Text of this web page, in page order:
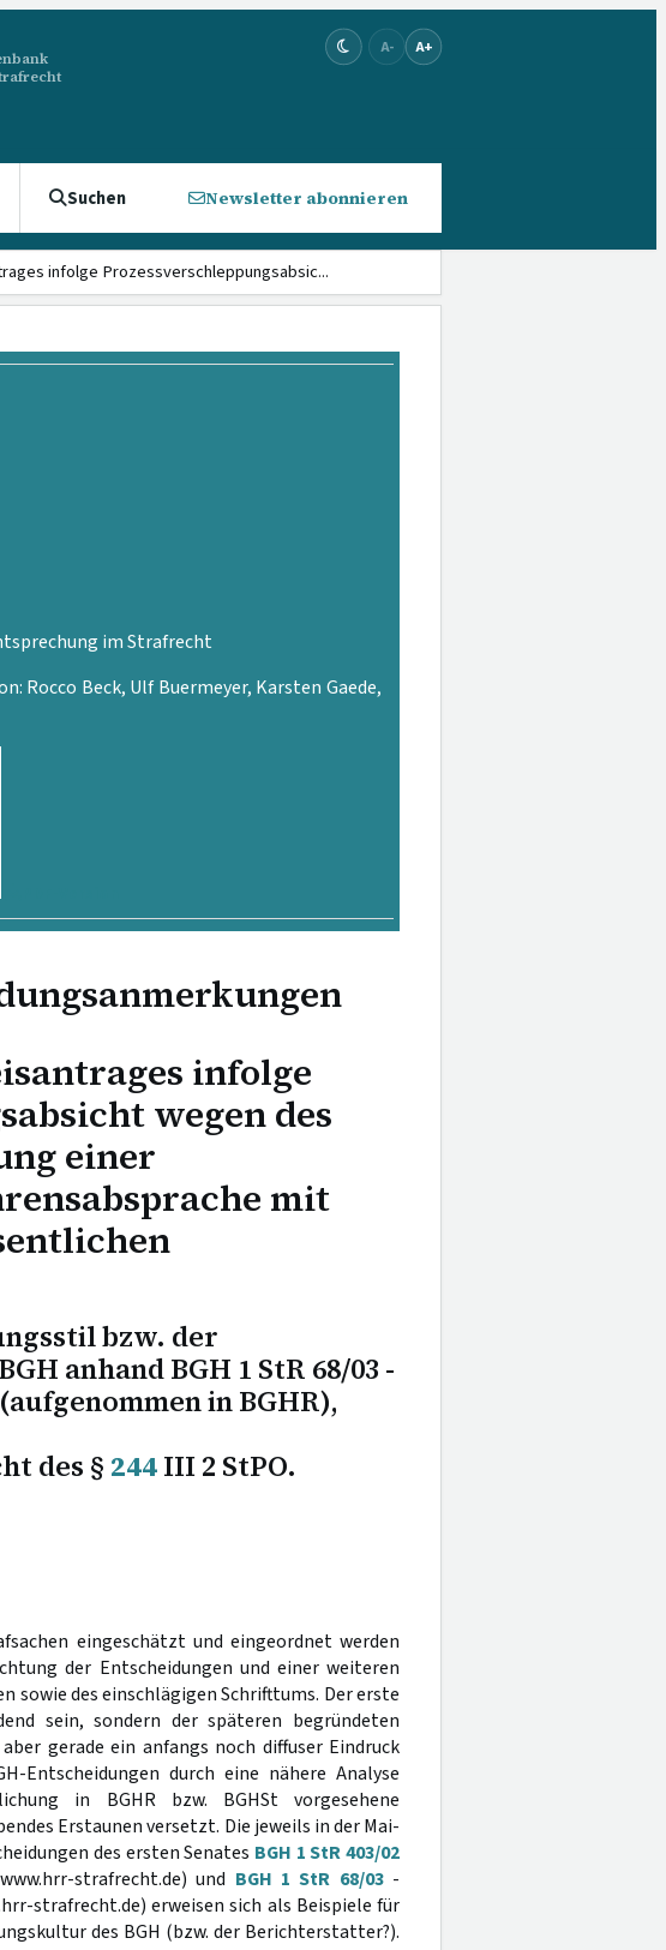
A- A+
Suchen Newsletter abonnieren
infolge Prozessverschlepp­ungsabsic...
im Strafrecht
Rocco Beck, Ulf Buermeyer, Karsten Gaede,
infolge
wegen des
einer
mit
bzw. der
anhand BGH 1 StR 68/03 -
in BGHR),
des § 244III 2 StPO.
eingeschätzt und eingeordnet werden
der Entscheidungen und einer weiteren
sowie des einschlägigen Schrifttums. Der erste
sein, sondern der späteren begründeten
gerade ein anfangs noch diffuser Eindruck
Entscheidungen durch eine nähere Analyse
in BGHR bzw. BGHSt vorgesehene
Erstaunen versetzt. Die jeweils in der Mai-
des ersten Senates BGH 1 StR 403/02
strafrecht.de) und BGH 1 StR 68/03-
strafrecht.de) erweisen sich als Beispiele für
des BGH (bzw. der Berichterstatter?).